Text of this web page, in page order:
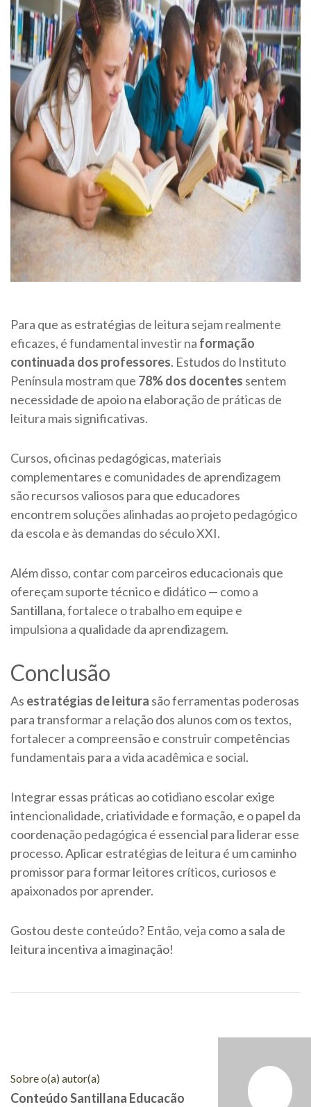
Para que as estratégias de leitura sejam realmente
eficazes, é fundamental investir na formação
continuada dos professores. Estudos do Instituto
Península mostram que 78% dos docentes sentem
necessidade de apoio na elaboração de práticas de
leitura mais significativas.
Cursos, oficinas pedagógicas, materiais
complementares e comunidades de aprendizagem
são recursos valiosos para que educadores
encontrem soluções alinhadas ao projeto pedagógico
da escola e às demandas do século XXI.
Além disso, contar com parceiros educacionais que
ofereçam suporte técnico e didático — como a
Santillana, fortalece o trabalho em equipe e
impulsiona a qualidade da aprendizagem.
Conclusão
As estratégias de leitura são ferramentas poderosas
para transformar a relação dos alunos com os textos,
fortalecer a compreensão e construir competências
fundamentais para a vida acadêmica e social.
Integrar essas práticas ao cotidiano escolar exige
intencionalidade, criatividade e formação, e o papel da
coordenação pedagógica é essencial para liderar esse
processo. Aplicar estratégias de leitura é um caminho
promissor para formar leitores críticos, curiosos e
apaixonados por aprender.
Gostou deste conteúdo? Então, veja como a sala de
leitura incentiva a imaginação!
Sobre o(a) autor(a)
Conteúdo Santillana Educacão